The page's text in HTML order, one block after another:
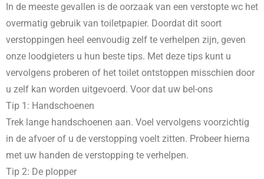
In de meeste gevallen is de oorzaak van een verstopte wc het
overmatig gebruik van toiletpapier. Doordat dit soort
verstoppingen heel eenvoudig zelf te verhelpen zijn, geven
onze loodgieters u hun beste tips. Met deze tips kunt u
vervolgens proberen of het toilet ontstoppen misschien door
u zelf kan worden uitgevoerd. Voor dat uw bel-ons
Tip 1: Handschoenen
Trek lange handschoenen aan. Voel vervolgens voorzichtig
in de afvoer of u de verstopping voelt zitten. Probeer hierna
met uw handen de verstopping te verhelpen.
Tip 2: De plopper